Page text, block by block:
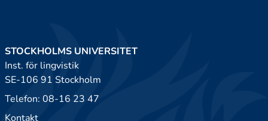
STOCKHOLMS UNIVERSITET
Inst. för lingvistik
SE-106 91 Stockholm
Telefon: 08-16 23 47
Kontakt